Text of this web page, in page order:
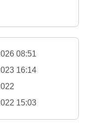
08:51
16:14
15:03